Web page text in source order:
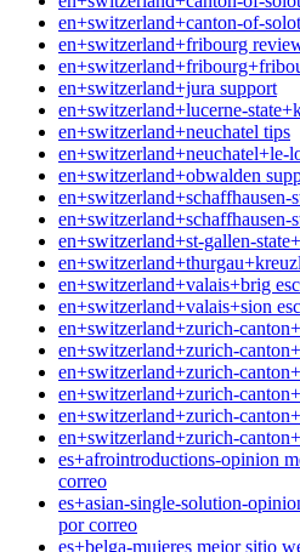
en+switzerland+canton-of-
en+switzerland+fribourg
en+switzerland+jura support
en+switzerland+lucerne-
en+switzerland+neuchatel tips
en+switzerland+neuchatel+le-
en+switzerland+obwalden
en+switzerland+schaffhausen-
en+switzerland+schaffhausen-
en+switzerland+st-gallen-
en+switzerland+valais+brig
en+switzerland+valais+sion
en+switzerland+zurich-
en+switzerland+zurich-
en+switzerland+zurich-
en+switzerland+zurich-
en+switzerland+zurich-
en+switzerland+zurich-
es+afrointroductions-opinion
correo
es+asian-single-solution-
por correo
es+belga-mujeres mejor sitio